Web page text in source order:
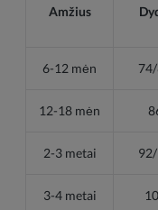
Amžius
6-12 mėn
12-18 mėn
2-3 metai
3-4 metai